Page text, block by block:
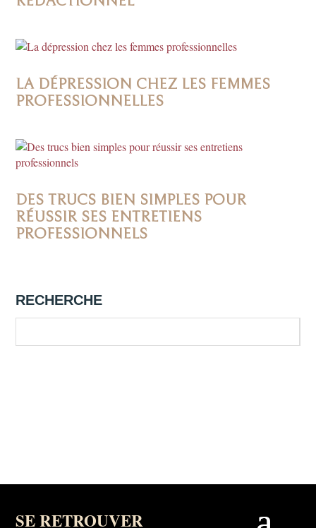
LA DÉPRESSION CHEZ LES FEMMES
PROFESSIONNELLES
DES TRUCS BIEN SIMPLES POUR
RÉUSSIR SES ENTRETIENS
PROFESSIONNELS
RECHERCHE
SE RETROUVER